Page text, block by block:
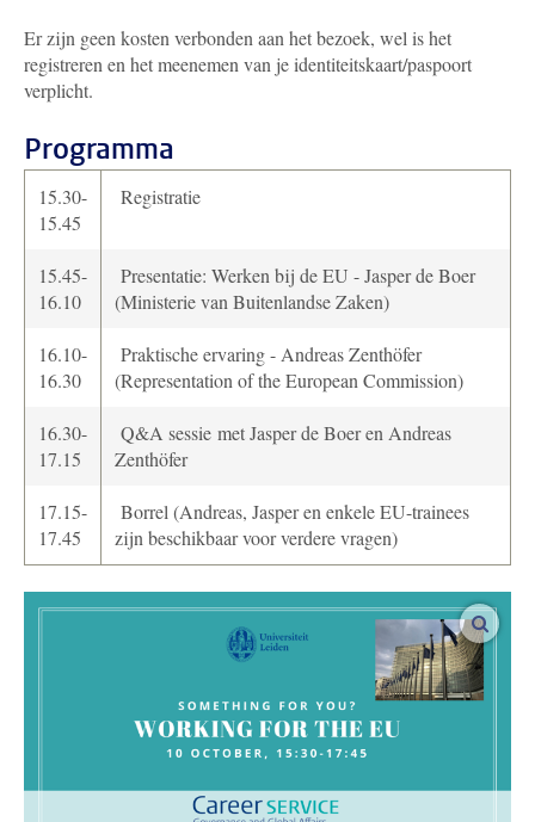
Er zijn geen kosten verbonden aan het bezoek, wel is het
registreren en het meenemen van je identiteitskaart/paspoort
verplicht.
Programma
15.30-
15.45
Registratie
15.45-
16.10
Presentatie: Werken bij de EU - Jasper de Boer
(Ministerie van Buitenlandse Zaken)
16.10-
16.30
Praktische ervaring - Andreas Zenthöfer
(Representation of the European Commission)
16.30-
17.15
Q&A sessie met Jasper de Boer en Andreas
Zenthöfer
17.15-
17.45
Borrel (Andreas, Jasper en enkele EU-trainees
zijn beschikbaar voor verdere vragen)